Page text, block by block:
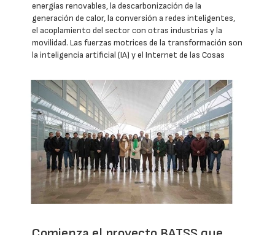
energías renovables, la descarbonización de la
generación de calor, la conversión a redes inteligentes,
el acoplamiento del sector con otras industrias y la
movilidad. Las fuerzas motrices de la transformación son
la inteligencia artificial (IA) y el Internet de las Cosas